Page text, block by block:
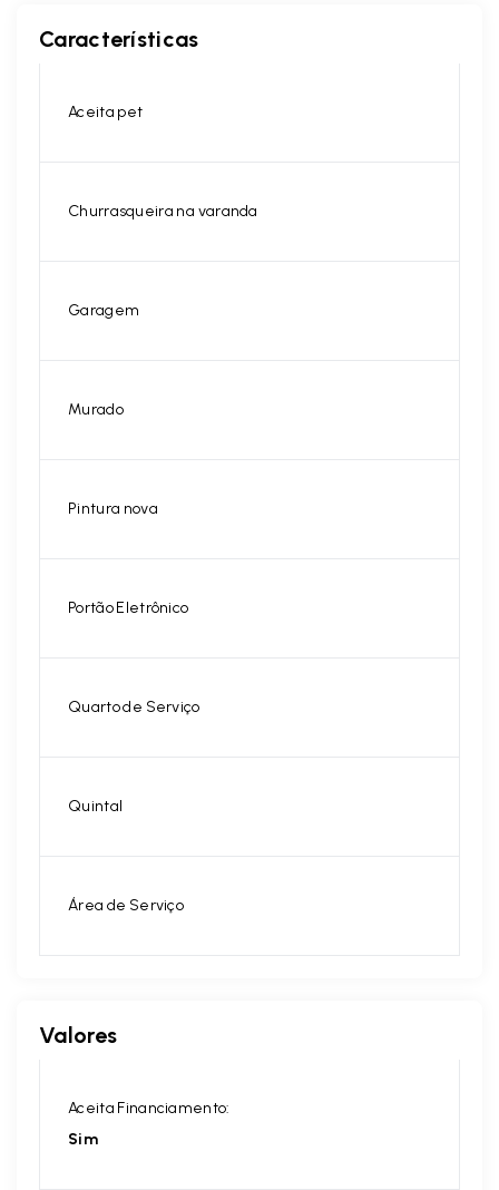
Características
Aceita pet
Churrasqueira na varanda
Garagem
Murado
Pintura nova
Portão Eletrônico
Quarto de Serviço
Quintal
Área de Serviço
Valores
Aceita Financiamento:
Sim